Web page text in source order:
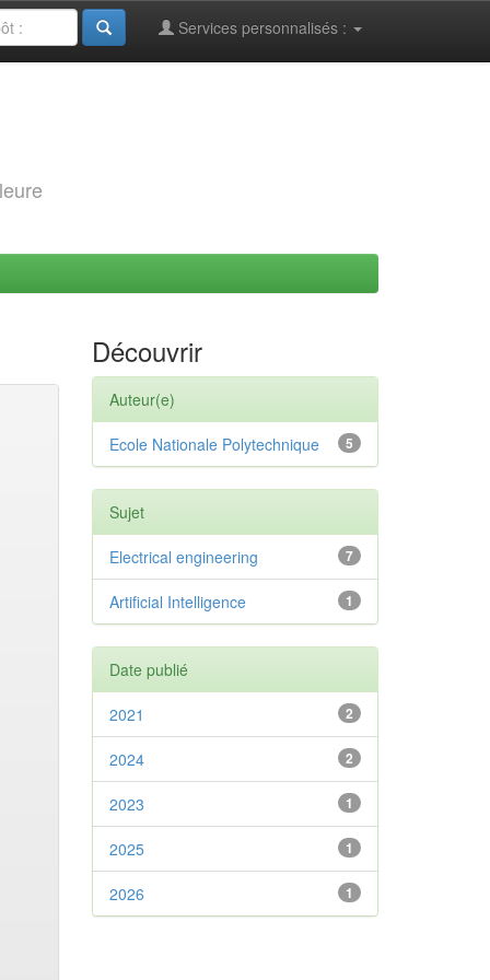
Services personnalisés :
Découvrir
Auteur(e)
5
Ecole Nationale Polytechnique
Sujet
7
Electrical engineering
1
Artificial Intelligence
Date publié
2
2021
2
2024
1
2023
1
2025
1
2026